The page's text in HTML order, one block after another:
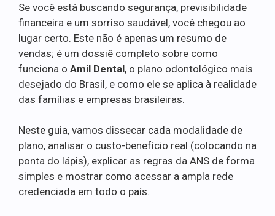
Se você está buscando segurança, previsibilidade
financeira e um sorriso saudável, você chegou ao
lugar certo. Este não é apenas um resumo de
vendas; é um dossiê completo sobre como
funciona o Amil Dental, o plano odontológico mais
desejado do Brasil, e como ele se aplica à realidade
das famílias e empresas brasileiras.
Neste guia, vamos dissecar cada modalidade de
plano, analisar o custo-benefício real (colocando na
ponta do lápis), explicar as regras da ANS de forma
simples e mostrar como acessar a ampla rede
credenciada em todo o país.